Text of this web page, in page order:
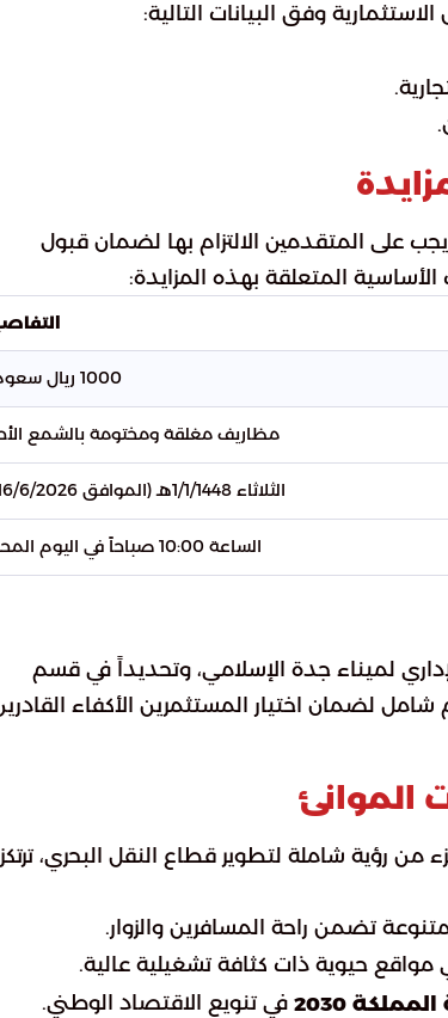
وفق البيانات التالية:
على المتقدمين الالتزام بها لضمان قبول
الأساسية المتعلقة بهذه المزايدة:
1000 ريال سعودي
مظاريف مغلقة ومختومة بالشمع
الثلاثاء 1/1/1448هـ (الموافق 16/6/2026م)
الساعة 10:00 صباحاً في اليوم المحدد
لميناء جدة الإسلامي، وتحديداً في قسم
لضمان اختيار المستثمرين الأكفاء
الموانئ
رؤية شاملة لتطوير قطاع النقل البحري، ترتكز
تضمن راحة المسافرين والزوار.
حيوية ذات كثافة تشغيلية عالية.
2030
في تنويع الاقتصاد الوطني.